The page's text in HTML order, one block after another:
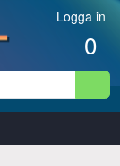
Logga in
0